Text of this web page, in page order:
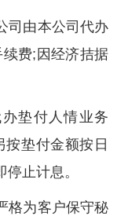
司由本公司代办
费;因经济拮据
垫付人情业务
垫付金额按日
止计息。
格为客户保守秘